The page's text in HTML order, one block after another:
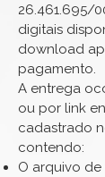
26.461.695/
digitais
download
pagamento.
A entrega
ou por link
cadastrado
contendo:
O arquivo